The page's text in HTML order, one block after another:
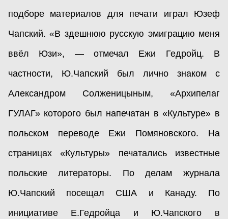
подборе материалов для печати играл Юзеф
Чапский. «В здешнюю русскую эмиграцию меня
ввёл Юзи», — отмечал Ежи Гедройц. В
частности, Ю.Чапский был лично знаком с
Александром Солженицыным, «Архипелаг
ГУЛАГ» которого был напечатан в «Культуре» в
польском переводе Ежи Помяновского. На
страницах «Культуры» печатались известные
польские литераторы. По делам журнала
Ю.Чапский посещал США и Канаду. По
инициативе Е.Гедройца и Ю.Чапского в